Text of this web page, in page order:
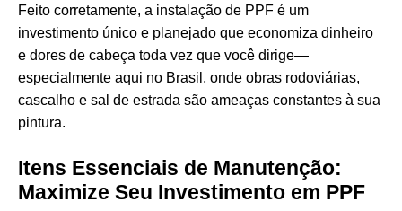
Feito corretamente, a instalação de PPF é um
investimento único e planejado que economiza dinheiro
e dores de cabeça toda vez que você dirige—
especialmente aqui no Brasil, onde obras rodoviárias,
cascalho e sal de estrada são ameaças constantes à sua
pintura.
Itens Essenciais de Manutenção:
Maximize Seu Investimento em PPF